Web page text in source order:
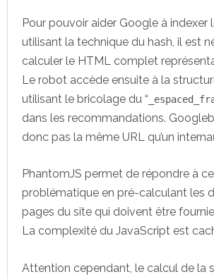
Pour pouvoir aider Google à indexer
utilisant la technique du hash, il est
calculer le HTML complet
Le robot accède ensuite à la
utilisant le bricolage du “
dans les recommandations.
donc pas la même URL qu’un
PhantomJS permet de répondre à
problématique en pré-calculant les
pages du site qui doivent être
La complexité du JavaScript est
Attention cependant, le calcul de la